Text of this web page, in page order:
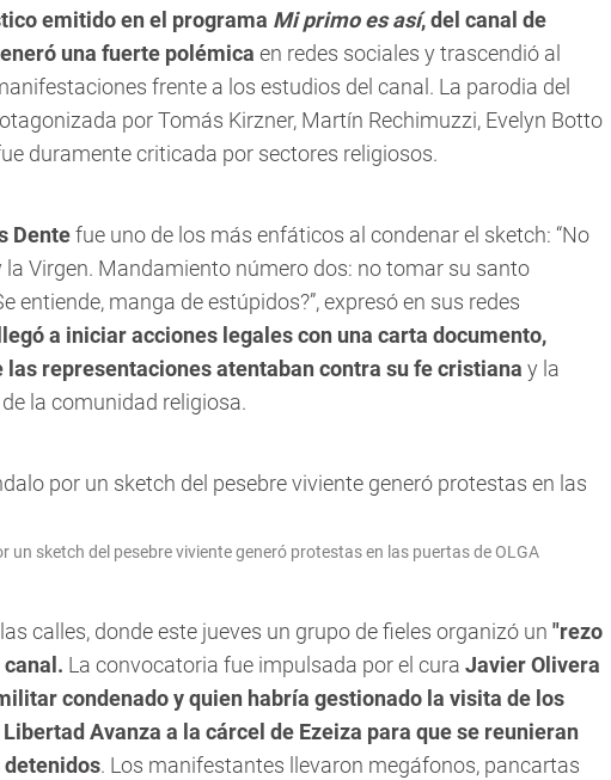
emitido en el programa Mi primo es así, del canal de
una fuerte polémica en redes sociales y trascendió al
frente a los estudios del canal. La parodia del
por Tomás Kirzner, Martín Rechimuzzi, Evelyn Botto
duramente criticada por sectores religiosos.
Dentefue uno de los más enfáticos al condenar el sketch: “No
la Virgen. Mandamiento número dos: no tomar su santo
entiende, manga de estúpidos?”, expresó en sus redes
a iniciar acciones legales con una carta documento,
las representaciones atentaban contra su fe cristiana y la
la comunidad religiosa.
un sketch del pesebre viviente generó protestas en las puertas de OLGA
calles, donde este jueves un grupo de fieles organizó un "rezo
La convocatoria fue impulsada por el cura Javier Olivera
condenado y quien habría gestionado la visita de los
Avanza a la cárcel de Ezeiza para que se reunieran
. Los manifestantes llevaron megáfonos, pancartas